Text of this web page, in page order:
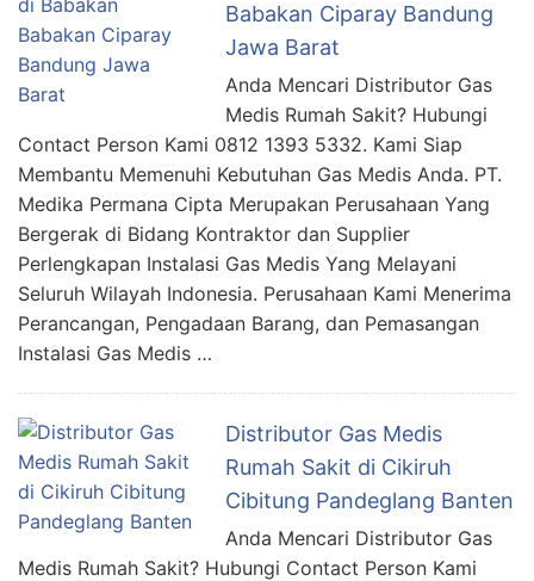
Babakan Ciparay Bandung
Jawa Barat
Anda Mencari Distributor Gas
Medis Rumah Sakit? Hubungi
Contact Person Kami 0812 1393 5332. Kami Siap
Membantu Memenuhi Kebutuhan Gas Medis Anda. PT.
Medika Permana Cipta Merupakan Perusahaan Yang
Bergerak di Bidang Kontraktor dan Supplier
Perlengkapan Instalasi Gas Medis Yang Melayani
Seluruh Wilayah Indonesia. Perusahaan Kami Menerima
Perancangan, Pengadaan Barang, dan Pemasangan
Instalasi Gas Medis …
Distributor Gas Medis
Rumah Sakit di Cikiruh
Cibitung Pandeglang Banten
Anda Mencari Distributor Gas
Medis Rumah Sakit? Hubungi Contact Person Kami